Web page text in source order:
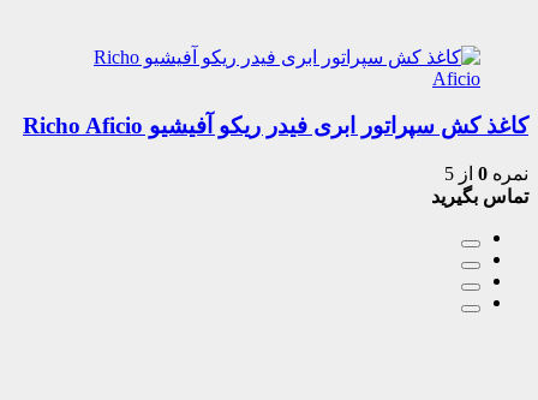
کاغذ کش سپراتور ابری فیدر ریکو آفیشیو Richo Aficio
نمره 0 از 5
تماس بگیرید